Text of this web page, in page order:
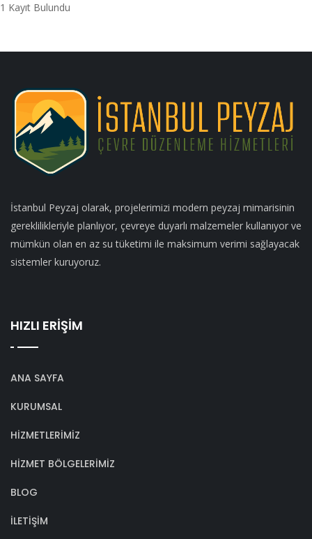
1 Kayıt Bulundu
İstanbul Peyzaj olarak, projelerimizi modern peyzaj mimarisinin
gereklilikleriyle planlıyor, çevreye duyarlı malzemeler kullanıyor ve
mümkün olan en az su tüketimi ile maksimum verimi sağlayacak
sistemler kuruyoruz.
HIZLI ERİŞİM
ANA SAYFA
KURUMSAL
HİZMETLERİMİZ
HİZMET BÖLGELERİMİZ
BLOG
İLETİŞİM